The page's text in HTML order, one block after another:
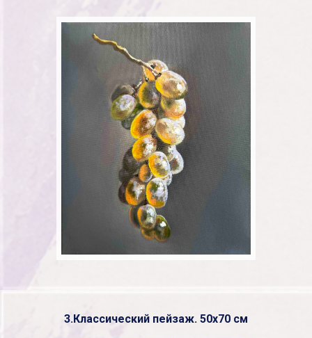
3.Классический пейзаж. 50х70 см